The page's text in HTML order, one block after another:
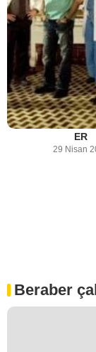
ER
29 Nisan
Beraber